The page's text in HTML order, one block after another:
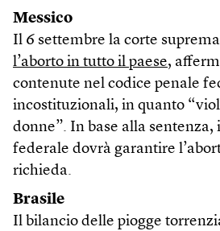
Messico
Il 6 settembre la corte
l’aborto in tutto il paese,
contenute nel codice penale
incostituzionali, in quanto
donne”. In base alla
federale dovrà garantire
richieda.
Brasile
Il bilancio delle piogge